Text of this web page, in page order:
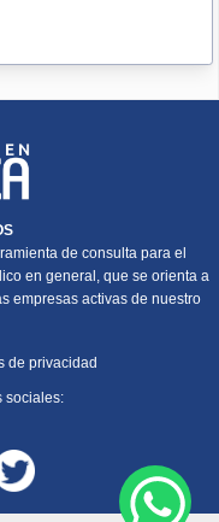
de consulta para el
en general, que se orienta a
empresas activas de nuestro
de privacidad
sociales: